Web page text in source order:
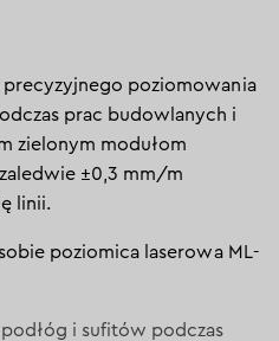
precyzyjnego poziomowania
prac budowlanych i
zielonym modułom
±0,3 mm/m
linii.
poziomica laserowa ML-
i sufitów podczas